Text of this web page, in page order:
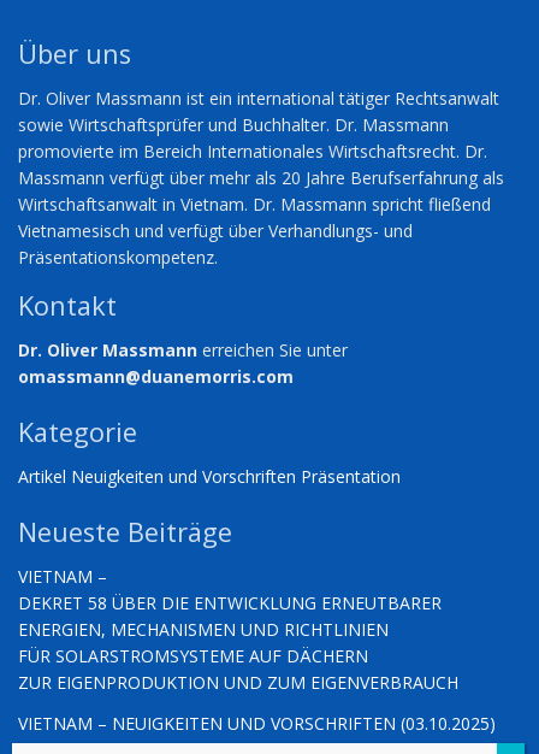
Über uns
Dr. Oliver Massmann ist ein international tätiger Rechtsanwalt
sowie Wirtschaftsprüfer und Buchhalter. Dr. Massmann
promovierte im Bereich Internationales Wirtschaftsrecht. Dr.
Massmann verfügt über mehr als 20 Jahre Berufserfahrung als
Wirtschaftsanwalt in Vietnam. Dr. Massmann spricht fließend
Vietnamesisch und verfügt über Verhandlungs- und
Präsentationskompetenz.
Kontakt
Dr. Oliver Massmann erreichen Sie unter
omassmann@duanemorris.com
Kategorie
Artikel Neuigkeiten und Vorschriften Präsentation
Neueste Beiträge
VIETNAM –
DEKRET 58 ÜBER DIE ENTWICKLUNG ERNEUTBARER
ENERGIEN, MECHANISMEN UND RICHTLINIEN
FÜR SOLARSTROMSYSTEME AUF DÄCHERN
ZUR EIGENPRODUKTION UND ZUM EIGENVERBRAUCH
VIETNAM – NEUIGKEITEN UND VORSCHRIFTEN (03.10.2025)